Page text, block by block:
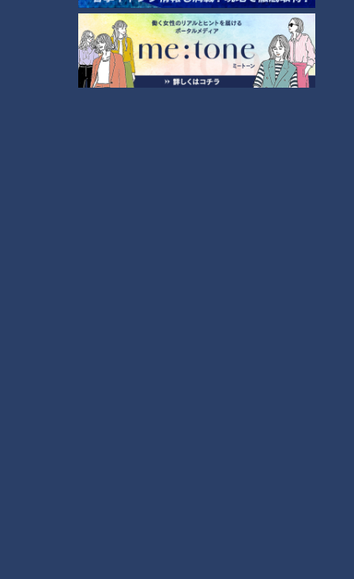
だ。実は「お子様ランチ」は「八寸」のようなメニューかもし
美味しいものをちょっとずつ。見ても楽しい、食べても楽し
い。「お子様ランチ」には、日本料理の“伝統”そして“魂と
技”がこめられているのではないだろうか。